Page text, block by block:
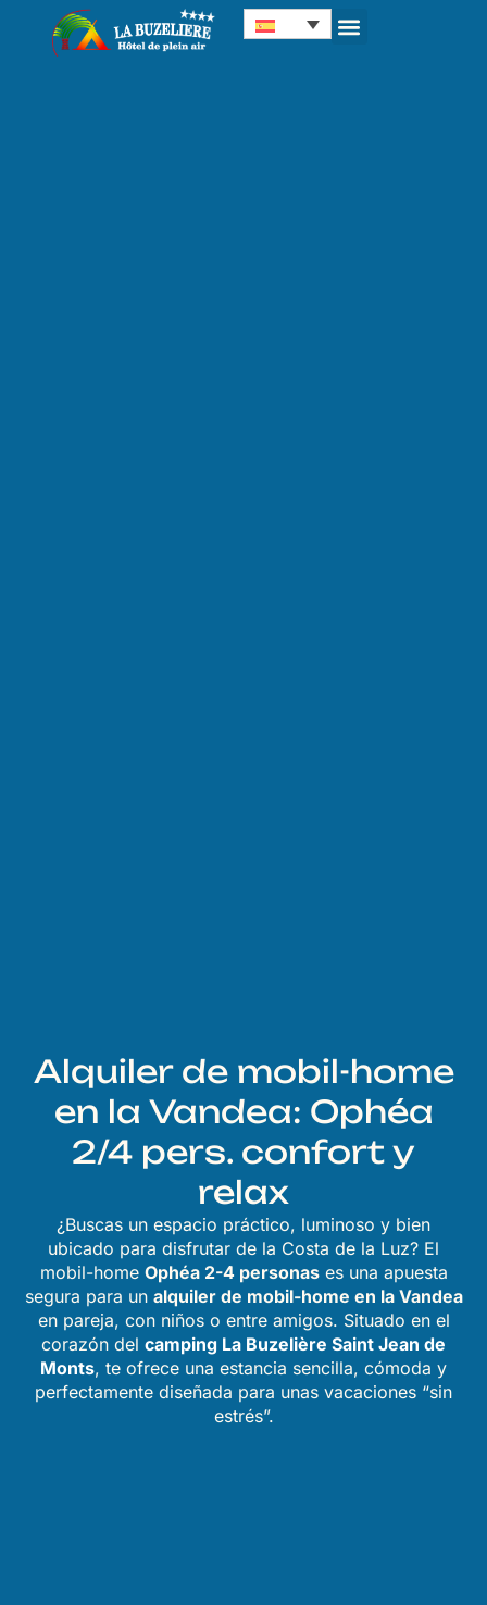
Panel de gestión de cookies
Alquiler de mobil-home
en la Vandea: Ophéa
2/4 pers. confort y
relax
¿Buscas un espacio práctico, luminoso y bien
ubicado para disfrutar de la Costa de la Luz? El
mobil-home Ophéa 2-4 personases una apuesta
segura para un alquiler de mobil-home en la Vandea
en pareja, con niños o entre amigos. Situado en el
corazón del camping La Buzelière Saint Jean de
Monts, te ofrece una estancia sencilla, cómoda y
perfectamente diseñada para unas vacaciones “sin
estrés”.